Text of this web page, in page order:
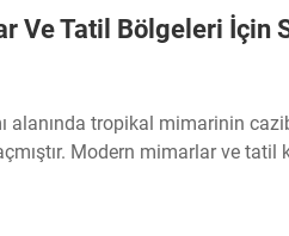
Ve Tatil Bölgeleri İçin
alanında tropikal mimarinin
Modern mimarlar ve tatil
daha fazla çekilmektedir...